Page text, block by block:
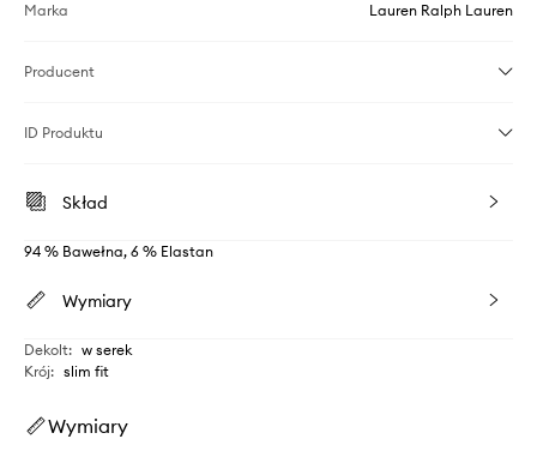
Marka Lauren Ralph Lauren
Producent
ID Produktu
Skład
94 % Bawełna, 6 % Elastan
Wymiary
Dekolt: w serek
Krój: slim fit
Wymiary